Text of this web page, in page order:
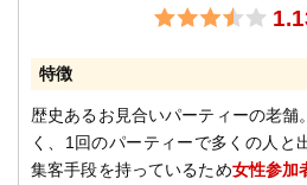
特徴
歴史あるお見合いパーティーの老舗。
く、1回のパーティーで多くの人と
集客手段を持っているため女性参加